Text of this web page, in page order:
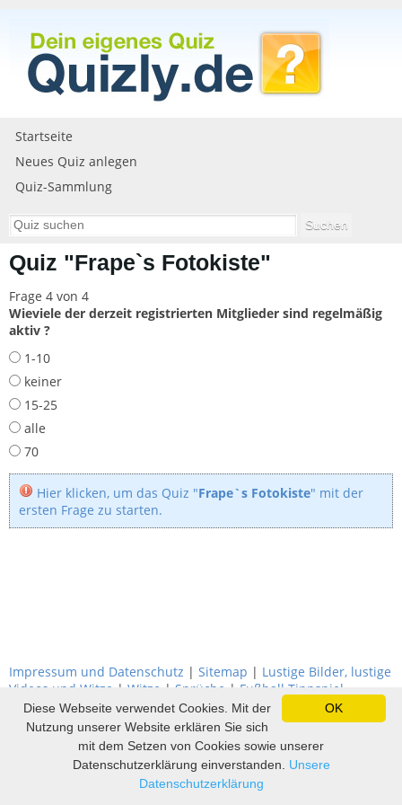
Startseite
Neues Quiz anlegen
Quiz-Sammlung
Quiz "Frape`s Fotokiste"
Frage 4 von 4
Wieviele der derzeit registrierten Mitglieder sind regelmäßig
aktiv ?
1-10
keiner
15-25
alle
70
Hier klicken, um das Quiz "Frape`s Fotokiste" mit der
ersten Frage zu starten.
Impressum und Datenschutz | Sitemap | Lustige Bilder, lustige
Videos und Witze | Witze | Sprüche | Fußball Tippspiel
OK
Diese Webseite verwendet Cookies. Mit der
Nutzung unserer Website erklären Sie sich
mit dem Setzen von Cookies sowie unserer
Datenschutzerklärung einverstanden. Unsere
Datenschutzerklärung